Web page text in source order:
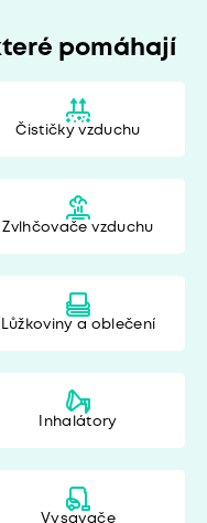
pomáhají
Čističky vzduchu
Zvlhčovače vzduchu
Lůžkoviny a oblečení
Inhalátory
Vysavače